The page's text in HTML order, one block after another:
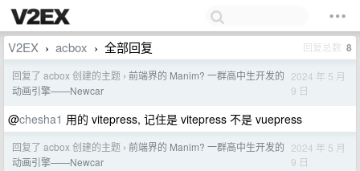
V2EX › acbox › 全部回复 回复总数 8
回复了 acbox 创建的主题 › 前端界的 Manim? 一群高中生开发的
动画引擎——Newcar
2024 年 5 月
9 日
@chesha1 用的 vitepress, 记住是 vitepress 不是 vuepress
回复了 acbox 创建的主题 › 前端界的 Manim? 一群高中生开发的
动画引擎——Newcar
2024 年 5 月
9 日